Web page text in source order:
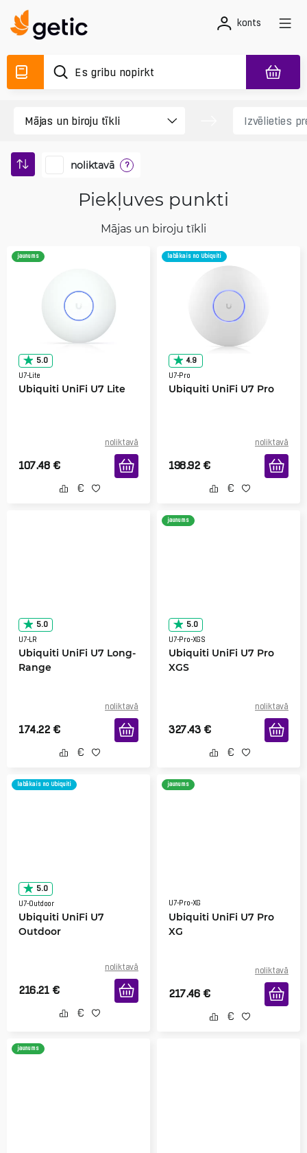
konts
noliktavā ?
Piekļuves punkti
Mājas un biroju tīkli
jaunums
5.0
U7-Lite
Ubiquiti UniFi U7 Lite
noliktavā
107.48 €
labākais no Ubiquiti
4.9
U7-Pro
Ubiquiti UniFi U7 Pro
noliktavā
198.92 €
5.0
U7-LR
Ubiquiti UniFi U7 Long-
Range
noliktavā
174.22 €
jaunums
5.0
U7-Pro-XGS
Ubiquiti UniFi U7 Pro
XGS
noliktavā
327.43 €
labākais no Ubiquiti
5.0
U7-Outdoor
Ubiquiti UniFi U7
Outdoor
noliktavā
216.21 €
jaunums
U7-Pro-XG
Ubiquiti UniFi U7 Pro
XG
noliktavā
217.46 €
jaunums